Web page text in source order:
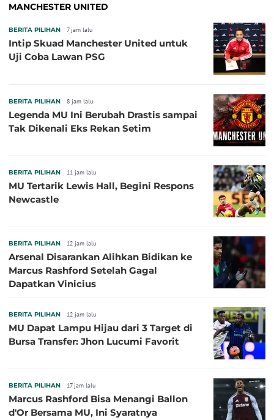
MANCHESTER UNITED
BERITA PILIHAN 7 jam lalu
Intip Skuad Manchester United untuk
Uji Coba Lawan PSG
BERITA PILIHAN 8 jam lalu
Legenda MU Ini Berubah Drastis sampai
Tak Dikenali Eks Rekan Setim
BERITA PILIHAN 11 jam lalu
MU Tertarik Lewis Hall, Begini Respons
Newcastle
BERITA PILIHAN 12 jam lalu
Arsenal Disarankan Alihkan Bidikan ke
Marcus Rashford Setelah Gagal
Dapatkan Vinicius
BERITA PILIHAN 12 jam lalu
MU Dapat Lampu Hijau dari 3 Target di
Bursa Transfer: Jhon Lucumi Favorit
BERITA PILIHAN 17 jam lalu
Marcus Rashford Bisa Menangi Ballon
d'Or Bersama MU, Ini Syaratnya